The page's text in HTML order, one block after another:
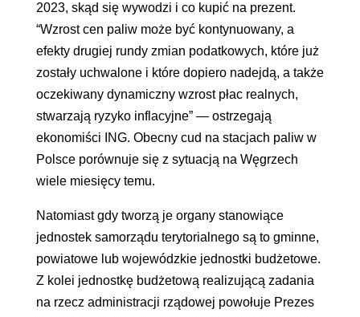
2023, skąd się wywodzi i co kupić na prezent.
“Wzrost cen paliw może być kontynuowany, a
efekty drugiej rundy zmian podatkowych, które już
zostały uchwalone i które dopiero nadejdą, a także
oczekiwany dynamiczny wzrost płac realnych,
stwarzają ryzyko inflacyjne” — ostrzegają
ekonomiści ING. Obecny cud na stacjach paliw w
Polsce porównuje się z sytuacją na Węgrzech
wiele miesięcy temu.
Natomiast gdy tworzą je organy stanowiące
jednostek samorządu terytorialnego są to gminne,
powiatowe lub wojewódzkie jednostki budżetowe.
Z kolei jednostkę budżetową realizującą zadania
na rzecz administracji rządowej powołuje Prezes